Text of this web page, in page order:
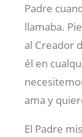
Padre
llamaba.
al Creador
él en
ama y
El Padre